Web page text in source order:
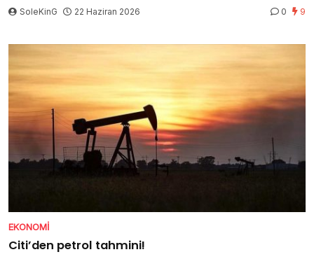
SoleKinG 22 Haziran 2026 0 9
EKONOMI
Citi’den petrol tahmini!